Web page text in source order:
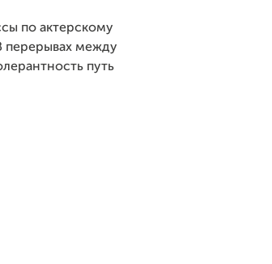
по актерскому
перерывах между
путь